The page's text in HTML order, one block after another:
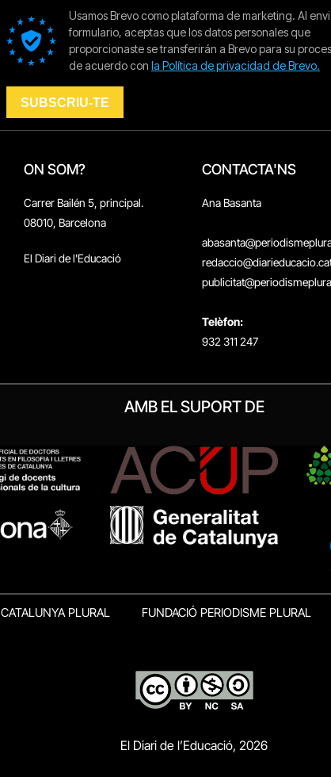
ON SOM?
Carrer Bailén 5, principal.
08010, Barcelona
El Diari de l'Educació
CONTACTA'NS
Ana Basanta
Telèfon:
932 311 247
AMB EL SUPORT DE
CATALUNYA PLURAL FUNDACIÓ PERIODISME PLURAL
El Diari de l’Educació, 2026